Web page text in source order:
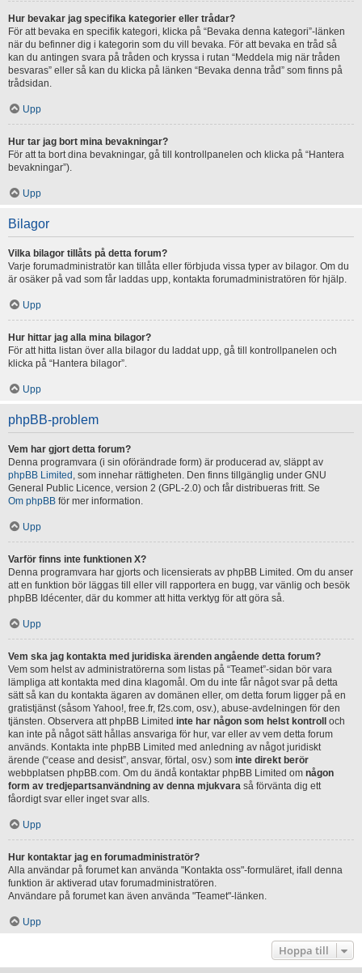
Hur bevakar jag specifika kategorier eller trådar?
För att bevaka en specifik kategori, klicka på “Bevaka denna kategori”-länken
när du befinner dig i kategorin som du vill bevaka. För att bevaka en tråd så
kan du antingen svara på tråden och kryssa i rutan “Meddela mig när tråden
besvaras” eller så kan du klicka på länken “Bevaka denna tråd” som finns på
trådsidan.
Upp
Hur tar jag bort mina bevakningar?
För att ta bort dina bevakningar, gå till kontrollpanelen och klicka på “Hantera
bevakningar”).
Upp
Bilagor
Vilka bilagor tillåts på detta forum?
Varje forumadministratör kan tillåta eller förbjuda vissa typer av bilagor. Om du
är osäker på vad som får laddas upp, kontakta forumadministratören för hjälp.
Upp
Hur hittar jag alla mina bilagor?
För att hitta listan över alla bilagor du laddat upp, gå till kontrollpanelen och
klicka på “Hantera bilagor”.
Upp
phpBB-problem
Vem har gjort detta forum?
Denna programvara (i sin oförändrade form) är producerad av, släppt av
phpBB Limited , som innehar rättigheten. Den finns tillgänglig under GNU
General Public Licence, version 2 (GPL-2.0) och får distribueras fritt. Se
Om phpBB för mer information.
Upp
Varför finns inte funktionen X?
Denna programvara har gjorts och licensierats av phpBB Limited. Om du anser
att en funktion bör läggas till eller vill rapportera en bugg, var vänlig och besök
phpBB Idécenter, där du kommer att hitta verktyg för att göra så.
Upp
Vem ska jag kontakta med juridiska ärenden angående detta forum?
Vem som helst av administratörerna som listas på “Teamet”-sidan bör vara
lämpliga att kontakta med dina klagomål. Om du inte får något svar på detta
sätt så kan du kontakta ägaren av domänen eller, om detta forum ligger på en
gratistjänst (såsom Yahoo!, free.fr, f2s.com, osv.), abuse-avdelningen för den
tjänsten. Observera att phpBB Limited inte har någon som helst kontroll
och
kan inte på något sätt hållas ansvariga för hur, var eller av vem detta forum
används. Kontakta inte phpBB Limited med anledning av något juridiskt
ärende (“cease and desist”, ansvar, förtal, osv.) som inte direkt berör
webbplatsen phpBB.com. Om du ändå kontaktar phpBB Limited om någon
form av tredjepartsanvändning av denna mjukvara så förvänta dig ett
fåordigt svar eller inget svar alls.
Upp
Hur kontaktar jag en forumadministratör?
Alla användar på forumet kan använda "Kontakta oss"-formuläret, ifall denna
funktion är aktiverad utav forumadministratören.
Användare på forumet kan även använda "Teamet"-länken.
Upp
Hoppa till